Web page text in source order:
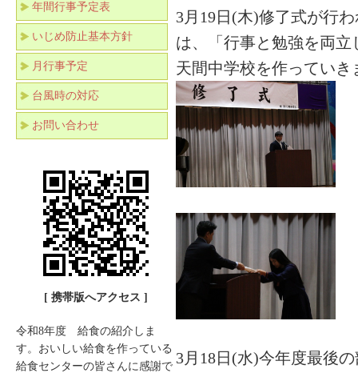
3月19日(木)修了式が行
は、「行事と勉強を両
天間中学校を作ってい
3月18日(水)今年度最後
年間行事予定表
いじめ防止基本方針
月行事予定
台風時の対応
お問い合わせ
[ 携帯版へアクセス ]
令和8年度 給食の紹介しま
す。おいしい給食を作っている
給食センターの皆さんに感謝で